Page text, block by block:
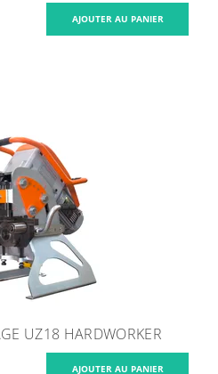
UZ18 HARDWORKER